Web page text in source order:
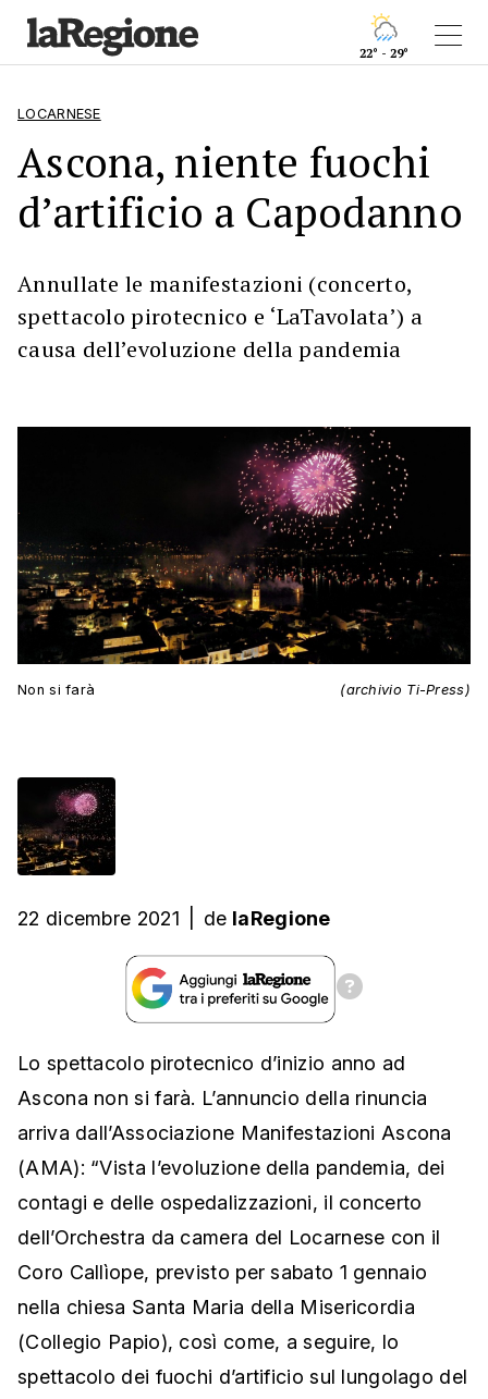
22° - 29°
LOCARNESE
Ascona, niente fuochi
d’artificio a Capodanno
Annullate le manifestazioni (concerto,
spettacolo pirotecnico e ‘LaTavolata’) a
causa dell’evoluzione della pandemia
Non si farà (archivio Ti-Press)
22 dicembre 2021 de laRegione
Lo spettacolo pirotecnico d’inizio anno ad
Ascona non si farà. L’annuncio della rinuncia
arriva dall’Associazione Manifestazioni Ascona
(AMA): “Vista l’evoluzione della pandemia, dei
contagi e delle ospedalizzazioni, il concerto
dell’Orchestra da camera del Locarnese con il
Coro Callìope, previsto per sabato 1 gennaio
nella chiesa Santa Maria della Misericordia
(Collegio Papio), così come, a seguire, lo
spettacolo dei fuochi d’artificio sul lungolago del